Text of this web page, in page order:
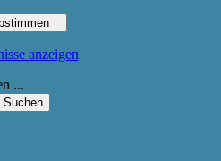
anzeigen
...